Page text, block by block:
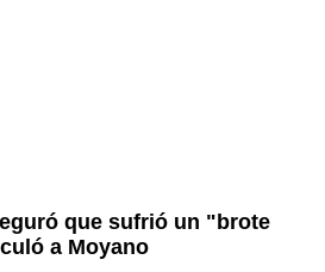
que sufrió un "brote
a Moyano